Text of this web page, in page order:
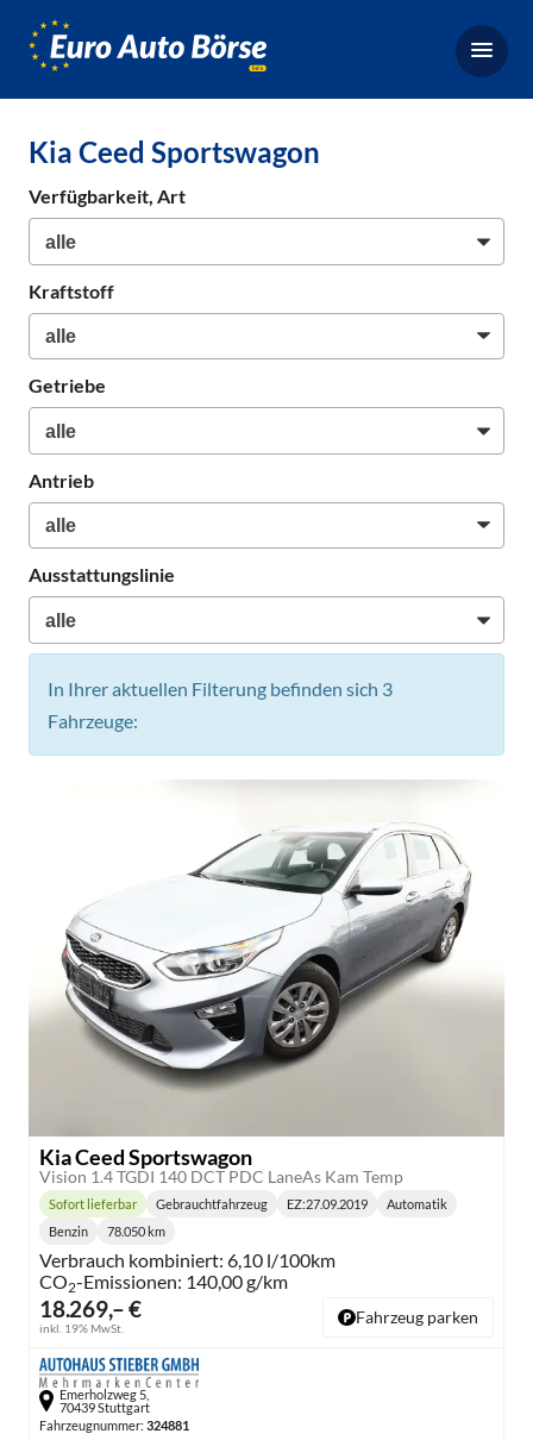
Börse,
für
Neuwagen
Kia Ceed Sportswagon
Verfügbarkeit, Art
Kraftstoff
Getriebe
Antrieb
Ausstattungslinie
In Ihrer aktuellen Filterung befinden sich 3
Fahrzeuge:
Kia Ceed Sportswagon
Vision 1.4 TGDI 140 DCT PDC LaneAs Kam Temp
18.269,– €
inkl. 19% MwSt.
Lieferzeit:
Sofort lieferbar Gebrauchtfahrzeug EZ:27.09.2019
Getriebe:
Automatik
Kraftstoff:
Benzin
Kilometerstand:
78.050 km
Verbrauch kombiniert: 6,10 l/100km
CO2-Emissionen: 140,00 g/km
Fahrzeug parken
Emerholzweg 5,
70439 Stuttgart
Fahrzeugnummer: 324881